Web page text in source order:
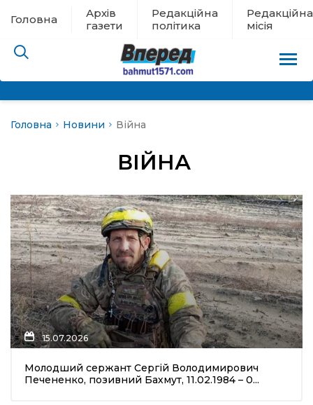
Головна
Архів
газети
Редакційна
політика
Редакційна
місія
новини
Головна Новини Війна
ВІЙНА
15.07.2026
Молодший сержант Сергій Володимирович
Печененко, позивний Бахмут, 11.02.1984 – 0...